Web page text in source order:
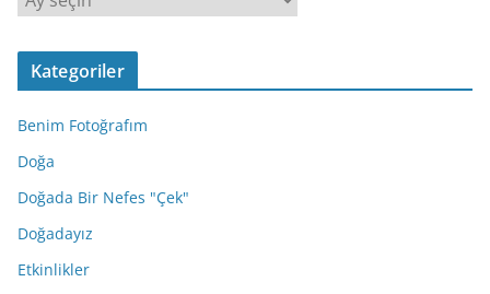
r
ş
l
e
r
Kategoriler
Benim Fotoğrafım
Doğa
Doğada Bir Nefes "Çek"
Doğadayız
Etkinlikler